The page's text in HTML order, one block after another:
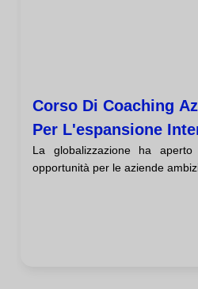
Corso Di Coaching
Per L'espansione
La globalizzazione ha
opportunità per le aziende